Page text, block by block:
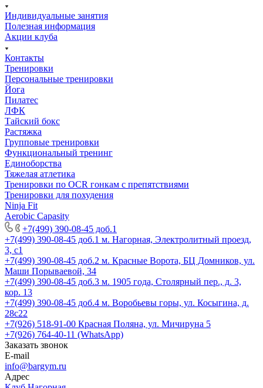
Индивидуальные занятия
Полезная информация
Акции клуба
Контакты
Тренировки
Персональные тренировки
Йога
Пилатес
ЛФК
Тайский бокс
Растяжка
Групповые тренировки
Функциональный тренинг
Единоборства
Тяжелая атлетика
Тренировки по OCR гонкам с препятствиями
Тренировки для похудения
Ninja Fit
Aerobic Capasity
+7(499) 390-08-45 доб.1
+7(499) 390-08-45 доб.1 м. Нагорная, Электролитный проезд,
3, с1
+7(499) 390-08-45 доб.2 м. Красные Ворота, БЦ Домников, ул.
Маши Порываевой, 34
+7(499) 390-08-45 доб.3 м. 1905 года, Столярный пер., д. 3,
кор. 13
+7(499) 390-08-45 доб.4 м. Воробьевы горы, ул. Косыгина, д.
28с22
+7(926) 518-91-00 Красная Поляна, ул. Мичируна 5
+7(926) 764-40-11 (WhatsApp)
Заказать звонок
E-mail
info@bargym.ru
Адрес